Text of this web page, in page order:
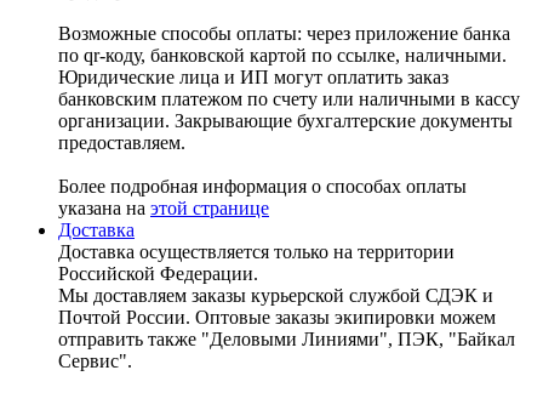
Возможные способы оплаты: через приложение банка
по qr-коду, банковской картой по ссылке, наличными.
Юридические лица и ИП могут оплатить заказ
банковским платежом по счету или наличными в кассу
организации. Закрывающие бухгалтерские документы
предоставляем.
Более подробная информация о способах оплаты
указана на этой странице
Доставка
Доставка осуществляется только на территории
Российской Федерации.
Мы доставляем заказы курьерской службой СДЭК и
Почтой России. Оптовые заказы экипировки можем
отправить также "Деловыми Линиями", ПЭК, "Байкал
Сервис".